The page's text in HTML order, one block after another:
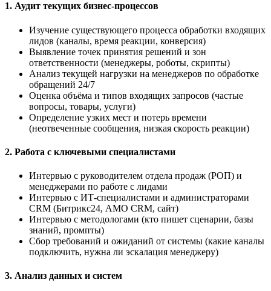
1. Аудит текущих бизнес-процессов
Изучение существующего процесса обработки входящих
лидов (каналы, время реакции, конверсия)
Выявление точек принятия решений и зон
ответственности (менеджеры, роботы, скрипты)
Анализ текущей нагрузки на менеджеров по обработке
обращений 24/7
Оценка объёма и типов входящих запросов (частые
вопросы, товары, услуги)
Определение узких мест и потерь времени
(неотвеченные сообщения, низкая скорость реакции)
2. Работа с ключевыми специалистами
Интервью с руководителем отдела продаж (РОП) и
менеджерами по работе с лидами
Интервью с ИТ-специалистами и администраторами
CRM (Битрикс24, AMO CRM, сайт)
Интервью с методологами (кто пишет сценарии, базы
знаний, промпты)
Сбор требований и ожиданий от системы (какие каналы
подключить, нужна ли эскалация менеджеру)
3. Анализ данных и систем